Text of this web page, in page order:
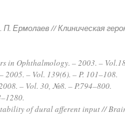
Ермолаев // Клиническая
in Ophthalmology. – 2003. –
– Vol. 139(6). – P. 101–108.
– Vol. 30, №8. – P.794–800.
of dural afferent input //